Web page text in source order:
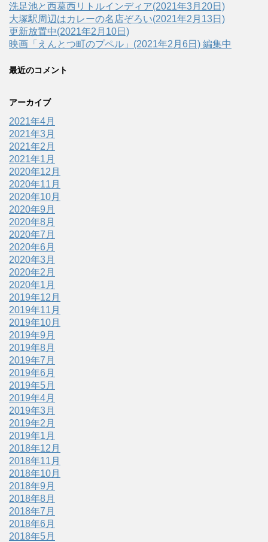
洗足池と西葛西リトルインディア(2021年3月20日)
大塚駅周辺はカレーの名店ぞろい(2021年2月13日)
更新放置中(2021年2月10日)
映画「えんとつ町のプペル」(2021年2月6日) 編集中
最近のコメント
アーカイブ
2021年4月
2021年3月
2021年2月
2021年1月
2020年12月
2020年11月
2020年10月
2020年9月
2020年8月
2020年7月
2020年6月
2020年3月
2020年2月
2020年1月
2019年12月
2019年11月
2019年10月
2019年9月
2019年8月
2019年7月
2019年6月
2019年5月
2019年4月
2019年3月
2019年2月
2019年1月
2018年12月
2018年11月
2018年10月
2018年9月
2018年8月
2018年7月
2018年6月
2018年5月